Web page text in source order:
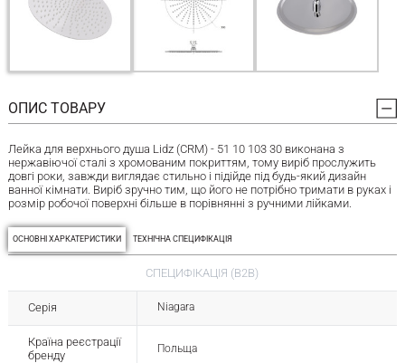
ОПИС ТОВАРУ
Лейка для верхнього душа Lidz (CRM) - 51 10 103 30 виконана з
нержавіючої сталі з хромованим покриттям, тому виріб прослужить
довгі роки, завжди виглядає стильно і підійде під будь-який дизайн
ванної кімнати. Виріб зручно тим, що його не потрібно тримати в руках і
розмір робочої поверхні більше в порівнянні з ручними лійками.
ОСНОВНІ ХАРКАТЕРИСТИКИ ТЕХНІЧНА СПЕЦИФІКАЦІЯ
СПЕЦИФІКАЦІЯ (B2B)
Серія Niagara
Країна реєстрації
бренду
Польща